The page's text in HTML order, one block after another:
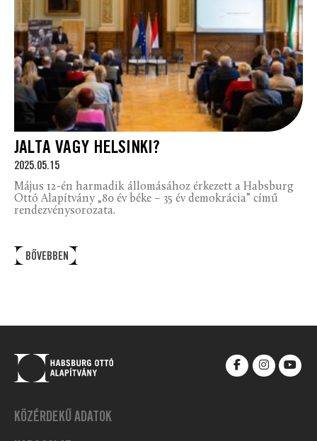
JALTA VAGY HELSINKI?
2025.05.15
Május 12-én harmadik állomásához érkezett a Habsburg
Ottó Alapítvány „80 év béke – 35 év demokrácia” című
rendezvénysorozata.
BŐVEBBEN
KÖZÉRDEKŰ ADATOK